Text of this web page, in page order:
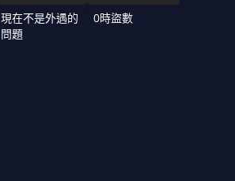
現在不是外遇的
問題
0時盜數